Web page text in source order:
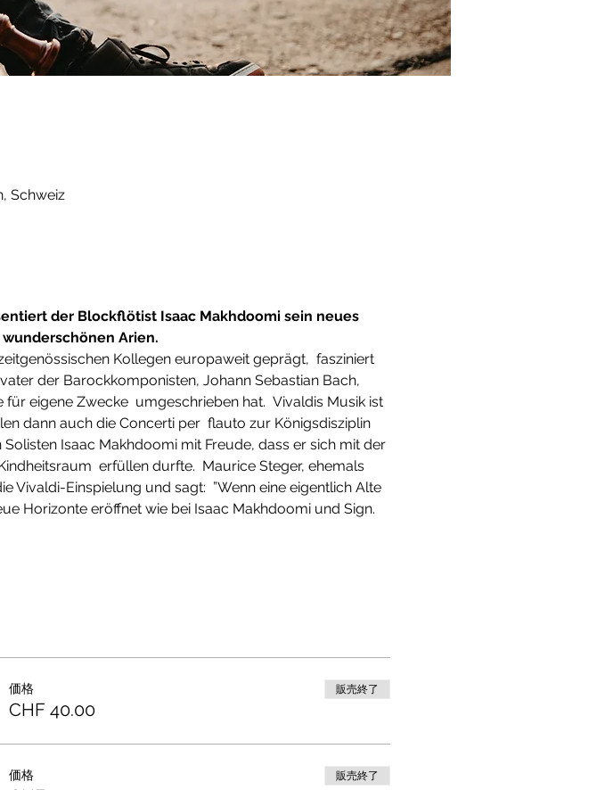
Schweiz
der Blockflötist Isaac Makhdoomi sein neues
Arien.
Kollegen europaweit geprägt,  fasziniert
der Barockkomponisten, Johann Sebastian Bach,
eigene Zwecke  umgeschrieben hat.  Vivaldis Musik ist
dann auch die Concerti per  flauto zur Königsdisziplin
Isaac Makhdoomi mit Freude, dass er sich mit der
erfüllen durfte.  Maurice Steger, ehemals
Einspielung und sagt:  ”Wenn eine eigentlich Alte
Horizonte eröffnet wie bei Isaac Makhdoomi und Sign.
価格
CHF 40.00
販売終了
価格 販売終了